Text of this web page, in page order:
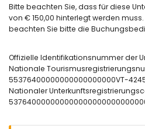
🚭 Rauchen ist in der Unterkunft
🚫 Haustiere sind nicht erlaubt.
inbegriffen.
📞 24-Stunden-Notfall-Telefondienst.
🔐 Offiziell registrierte Unterkunft.
Bitte beachten Sie, dass für diese
von € 150,00 hinterlegt werden
beachten Sie bitte die
Offizielle Identifikationsnummer der
Nationale
55376400000000000000000VT-
Nationaler